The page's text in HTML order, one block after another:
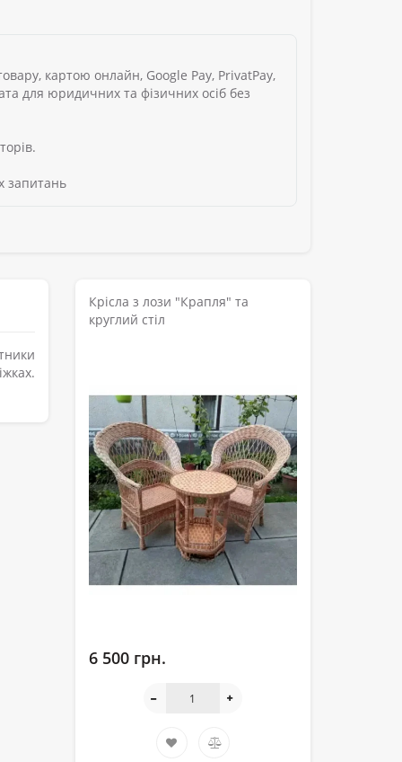
картою онлайн, Google Pay, PrivatPay,
для юридичних та фізичних осіб без
запитань
Крісла з лози "Крапля" та
круглий стіл
6 500 грн.